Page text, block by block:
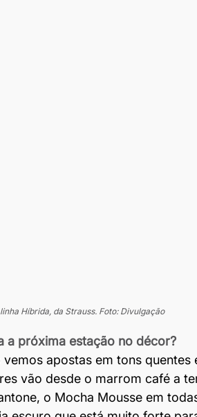
Híbrida, da Strauss. Foto: Divulgação
a próxima estação no décor?
apostas em tons quentes
vão desde o marrom café a
o Mocha Mousse em